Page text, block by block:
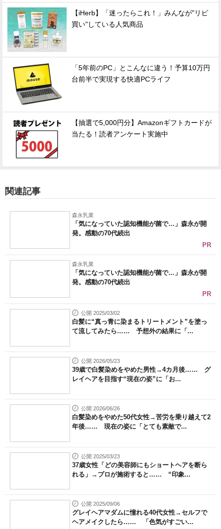
【iHerb】「迷ったらこれ！」みんなが"リピ
買い"している人気商品
「5年前のPC」とこんなに違う！予算10万円
台前半で実現する快適PCライフ
【抽選で5,000円分】Amazonギフトカードが
当たる！読者アンケート実施中
関連記事
森永乳業
「気になっていた認知機能が菌で…」森永が開
発。感動の70代続出
PR
森永乳業
「気になっていた認知機能が菌で…」森永が開
発。感動の70代続出
PR
公開 2025/03/02
白髪に“真っ青に染まるトリートメント”を塗っ
て流してみたら…… 予想外の結果に「...
公開 2026/05/23
39歳で白髪染めをやめた男性→4カ月後…… グ
レイヘアを目指す“現在の姿”に「お...
公開 2026/06/26
白髪染めをやめた50代女性→苦労を乗り越えて2
年後…… 現在の姿に「とても素敵で...
公開 2025/03/23
37歳女性「どの美容師にもショートヘアを断ら
れる」→プロが施術すると…… “印象...
公開 2025/09/06
グレイヘアマダムに憧れる40代女性→セルフで
ヘアメイクしたら…… 「色気がすごい...